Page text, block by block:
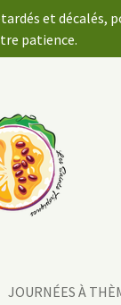
et
patience.
JOURNÉES À